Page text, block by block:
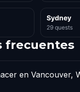
Sydney
29 quests
frecuentes
en Vancouver,